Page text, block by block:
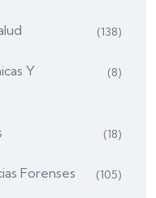
(138)
Y
(8)
(18)
Forenses (105)